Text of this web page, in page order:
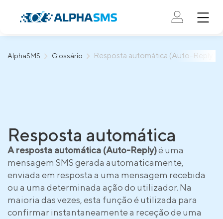
AlphaSMS Glossário Resposta automática (Auto-Reply)
Resposta automática
A resposta automática (Auto-Reply)é uma
mensagem SMS gerada automaticamente,
enviada em resposta a uma mensagem recebida
ou a uma determinada ação do utilizador. Na
maioria das vezes, esta função é utilizada para
confirmar instantaneamente a receção de uma